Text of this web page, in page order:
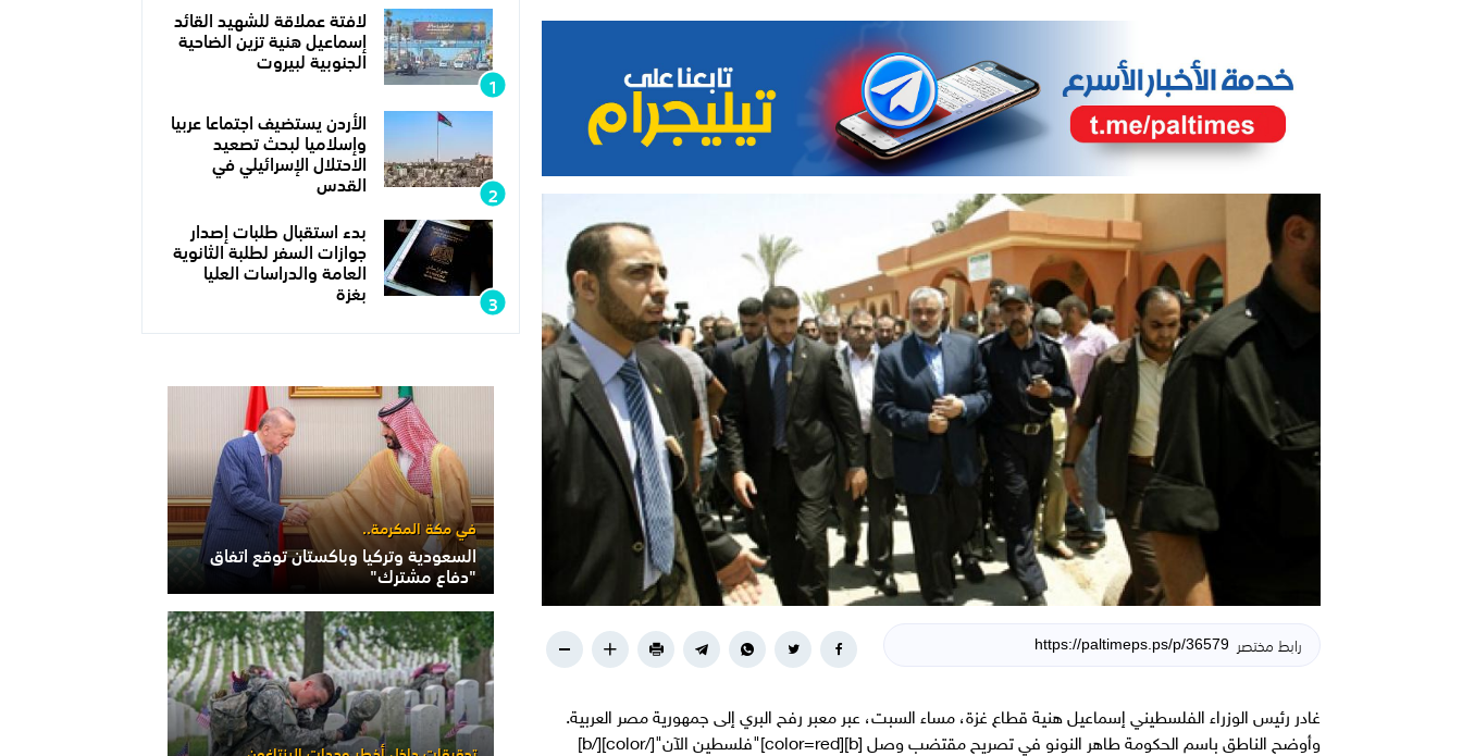
رابط مختصر
غادر رئيس الوزراء الفلسطيني إسماعيل هنية قطاع غزة، مساء السبت، عبر معبر رفح البري إلى جمهورية مصر العربية.
وأوضح الناطق باسم الحكومة طاهر النونو في تصريح مقتضب وصل [b][color=red]"فلسطين الآن"[/color][/b]
لافتة عملاقة للشهيد القائد
إسماعيل هنية تزين الضاحية
الجنوبية لبيروت
الأردن يستضيف اجتماعا عربيا
وإسلاميا لبحث تصعيد
الاحتلال الإسرائيلي في
القدس
بدء استقبال طلبات إصدار
جوازات السفر لطلبة الثانوية
العامة والدراسات العليا
بغزة
في مكة المكرمة..
السعودية وتركيا وباكستان توقع اتفاق
"دفاع مشترك"